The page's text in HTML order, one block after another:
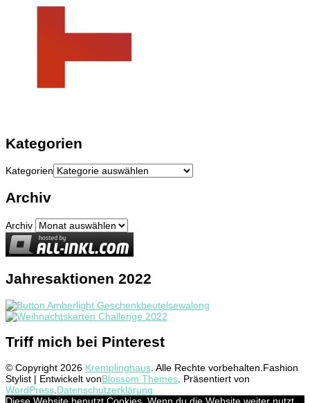
Kategorien
Kategorien
Archiv
Archiv
Jahresaktionen 2022
Triff mich bei Pinterest
© Copyright 2026 Kremplinghaus. Alle Rechte vorbehalten.Fashion
Stylist | Entwickelt vonBlossom Themes. Präsentiert von
WordPress.Datenschutzerklärung